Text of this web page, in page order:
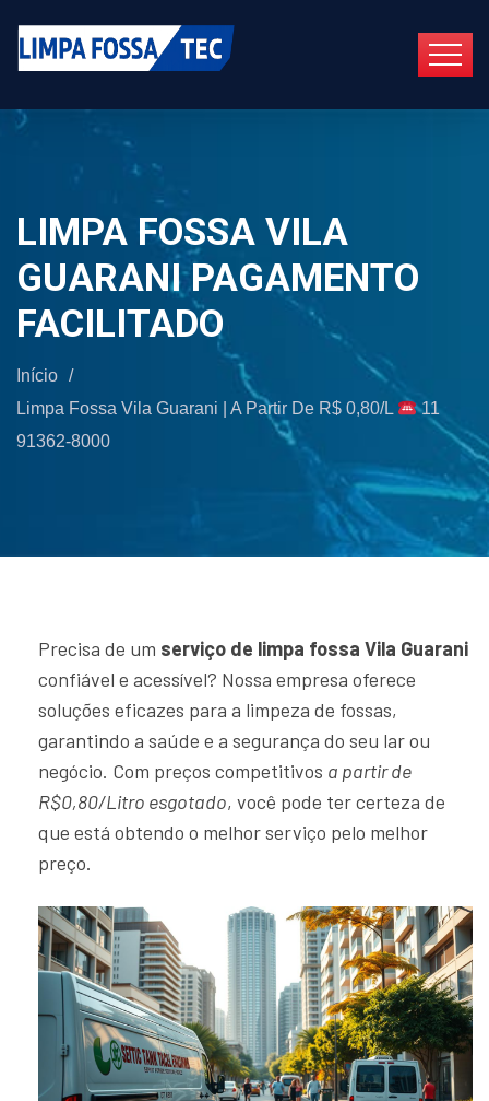
LIMPA FOSSA VILA
GUARANI PAGAMENTO
FACILITADO
Início /
Limpa Fossa Vila Guarani | A Partir De R$ 0,80/L
11
91362-8000
Precisa de um serviço de limpa fossa Vila Guarani
confiável e acessível? Nossa empresa oferece
soluções eficazes para a limpeza de fossas,
garantindo a saúde e a segurança do seu lar ou
negócio. Com preços competitivos a partir de
R$0,80/Litro esgotado, você pode ter certeza de
que está obtendo o melhor serviço pelo melhor
preço.